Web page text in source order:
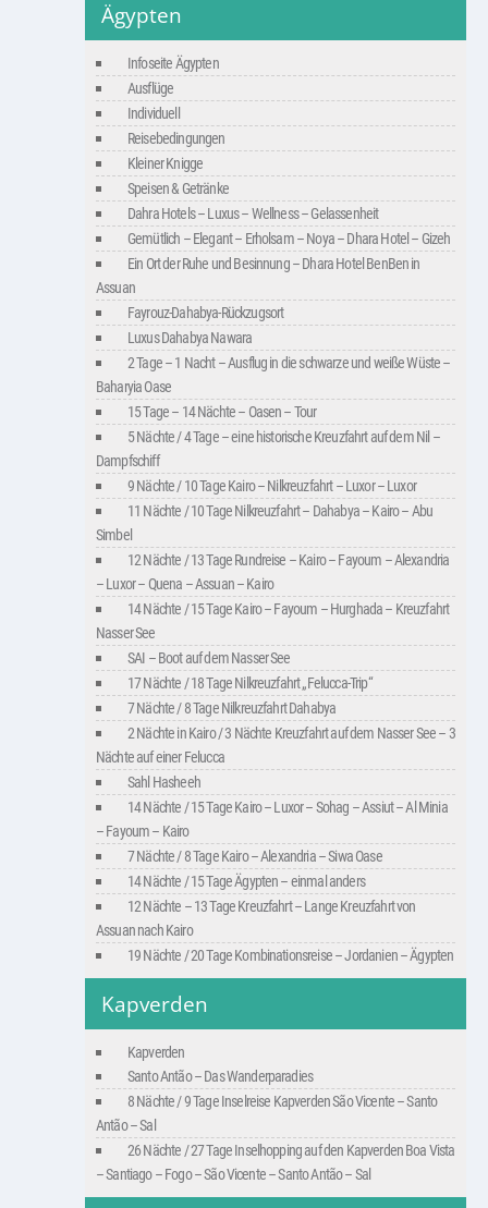
Ägypten
Infoseite Ägypten
Ausflüge
Individuell
Reisebedingungen
Kleiner Knigge
Speisen & Getränke
Dahra Hotels – Luxus – Wellness – Gelassenheit
Gemütlich – Elegant – Erholsam – Noya – Dhara Hotel – Gizeh
Ein Ort der Ruhe und Besinnung – Dhara Hotel BenBen in
Assuan
Fayrouz-Dahabya-Rückzugsort
Luxus Dahabya Nawara
2 Tage – 1 Nacht – Ausflug in die schwarze und weiße Wüste –
Baharyia Oase
15 Tage – 14 Nächte – Oasen – Tour
5 Nächte / 4 Tage – eine historische Kreuzfahrt auf dem Nil –
Dampfschiff
9 Nächte / 10 Tage Kairo – Nilkreuzfahrt – Luxor – Luxor
11 Nächte / 10 Tage Nilkreuzfahrt – Dahabya – Kairo – Abu
Simbel
12 Nächte / 13 Tage Rundreise – Kairo – Fayoum – Alexandria
– Luxor – Quena – Assuan – Kairo
14 Nächte / 15 Tage Kairo – Fayoum – Hurghada – Kreuzfahrt
Nasser See
SAI – Boot auf dem Nasser See
17 Nächte / 18 Tage Nilkreuzfahrt „Felucca-Trip“
7 Nächte / 8 Tage Nilkreuzfahrt Dahabya
2 Nächte in Kairo / 3 Nächte Kreuzfahrt auf dem Nasser See – 3
Nächte auf einer Felucca
Sahl Hasheeh
14 Nächte / 15 Tage Kairo – Luxor – Sohag – Assiut – Al Minia
– Fayoum – Kairo
7 Nächte / 8 Tage Kairo – Alexandria – Siwa Oase
14 Nächte / 15 Tage Ägypten – einmal anders
12 Nächte – 13 Tage Kreuzfahrt – Lange Kreuzfahrt von
Assuan nach Kairo
19 Nächte / 20 Tage Kombinationsreise – Jordanien – Ägypten
Kapverden
Kapverden
Santo Antão – Das Wanderparadies
8 Nächte / 9 Tage Inselreise Kapverden São Vicente – Santo
Antão – Sal
26 Nächte / 27 Tage Inselhopping auf den Kapverden Boa Vista
– Santiago – Fogo – São Vicente – Santo Antão – Sal